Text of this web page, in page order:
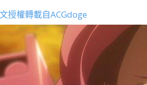
授權轉載自ACGdoge